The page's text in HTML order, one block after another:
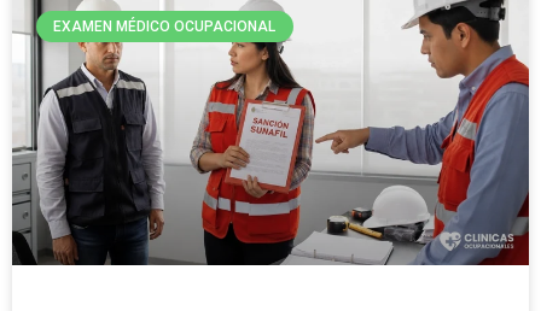
EXAMEN MÉDICO OCUPACIONAL